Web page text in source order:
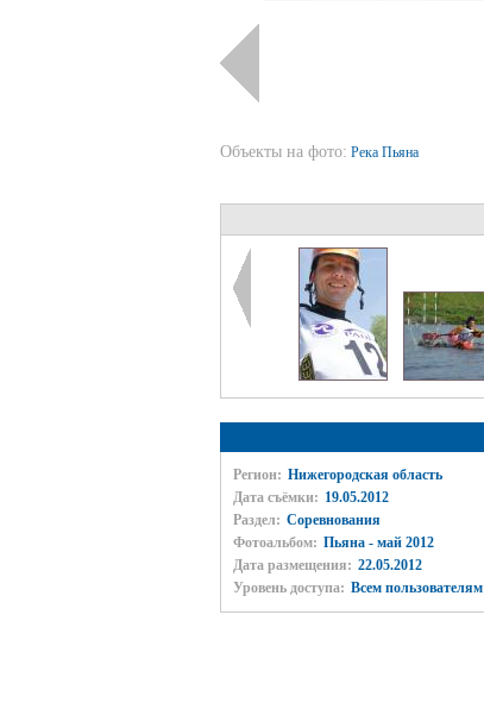
Объекты на фото: Река Пьяна
Регион: Нижегородская область
Дата съёмки: 19.05.2012
Раздел: Соревнования
Фотоальбом: Пьяна - май 2012
Дата размещения: 22.05.2012
Уровень доступа: Всем пользователям